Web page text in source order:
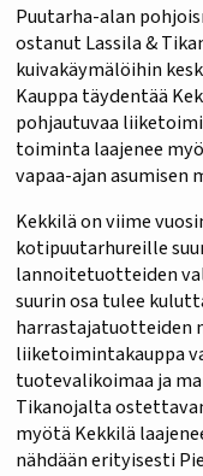
Puutarha-alan pohjoismainen markkinajohtaja Kekkilä Oy on
ostanut Lassila &
kuivakäymälöihin
Kauppa täydentää
pohjautuvaa
toiminta laajenee
vapaa-ajan asumisen
Kekkilä on viime
kotipuutarhureille
lannoitetuotteiden
suurin osa tulee
harrastajatuotteiden
liiketoimintakauppa
tuotevalikoimaa ja
Tikanojalta
myötä Kekkilä
nähdään erityisesti